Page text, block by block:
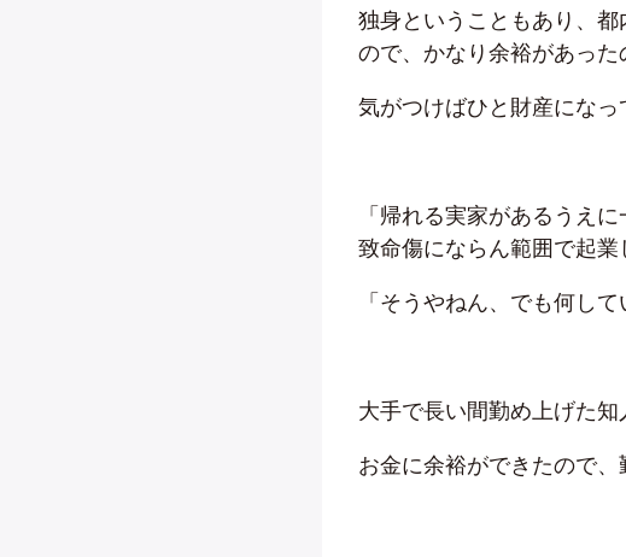
独身ということもあり、
ので、かなり余裕があった
気がつけばひと財産になっ
「帰れる実家があるうえ
致命傷にならん範囲で起業
「そうやねん、でも何し
大手で長い間勤め上げた知
お金に余裕ができたので、